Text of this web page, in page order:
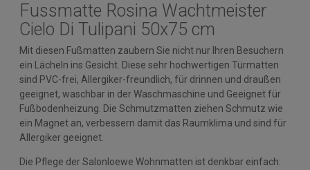
Fussmatte Rosina Wachtmeister
Cielo Di Tulipani 50x75 cm
Mit diesen Fußmatten zaubern Sie nicht nur Ihren Besuchern
ein Lächeln ins Gesicht. Diese sehr hochwertigen Türmatten
sind PVC-frei, Allergiker-freundlich, für drinnen und draußen
geeignet, waschbar in der Waschmaschine und Geeignet für
Fußbodenheizung. Die Schmutzmatten ziehen Schmutz wie
ein Magnet an, verbessern damit das Raumklima und sind für
Allergiker geeignet.
Die Pflege der Salonloewe Wohnmatten ist denkbar einfach: